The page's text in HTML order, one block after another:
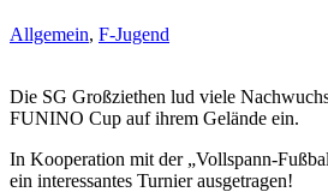
Allgemein, F-Jugend
Die SG Großziethen lud viele
FUNINO Cup auf ihrem Gelände ein.
In Kooperation mit der „Vollspann-
ein interessantes Turnier ausgetragen!